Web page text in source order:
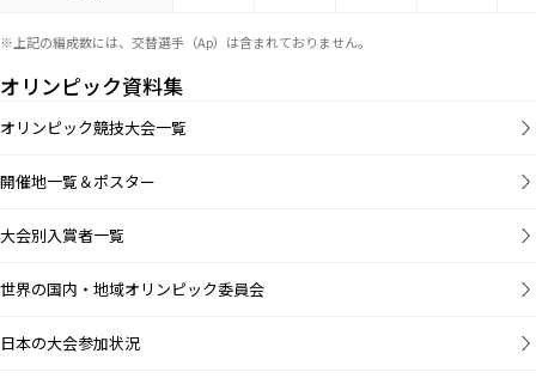
※上記の編成数には、交替選手（Ap）は含まれておりません。
オリンピック資料集
オリンピック競技大会一覧
開催地一覧＆ポスター
大会別入賞者一覧
世界の国内・地域オリンピック委員会
日本の大会参加状況